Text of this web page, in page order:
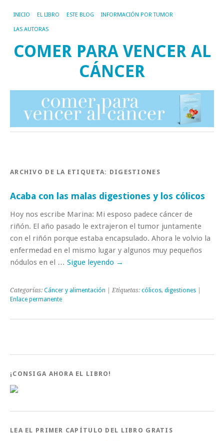
INICIO EL LIBRO ESTE BLOG INFORMACIÓN POR TUMOR
LAS AUTORAS
COMER PARA VENCER AL
CÁNCER
ARCHIVO DE LA ETIQUETA: DIGESTIONES
Acaba con las malas digestiones y los cólicos
Hoy nos escribe Marina: Mi esposo padece cáncer de
riñón. El año pasado le extrajeron el tumor juntamente
con el riñón porque estaba encapsulado. Ahora le volvio la
enfermedad en el mismo lugar y algunos muy pequeños
nódulos en el … Sigue leyendo →
Categorías: Cáncer y alimentación | Etiquetas: cólicos, digestiones
Enlace permanente
¡CONSIGA AHORA EL LIBRO!
LEA EL PRIMER CAPÍTULO DEL LIBRO GRATIS